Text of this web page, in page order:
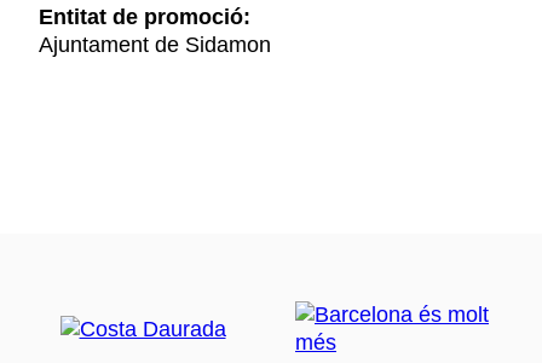
Entitat de promoció:
Ajuntament de Sidamon